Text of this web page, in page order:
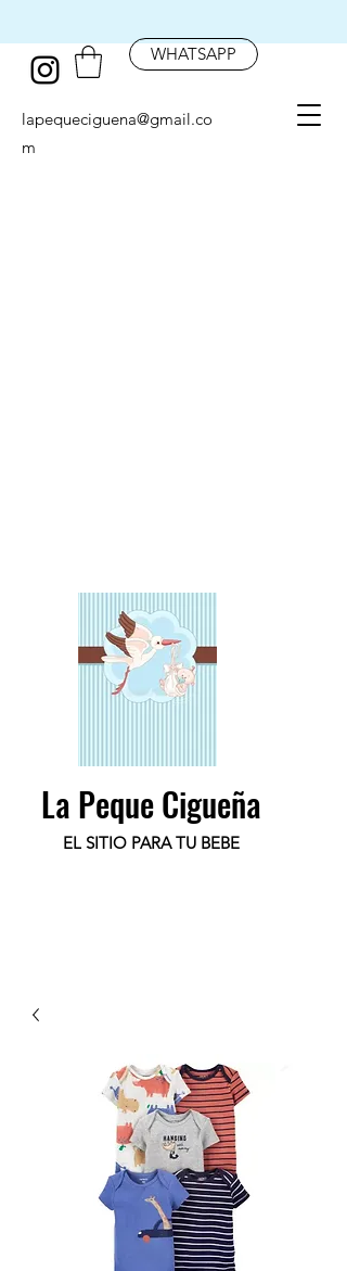
WHATSAPP
lapequeciguena@gmail.co
m
La Peque Cigueña
EL SITIO PARA TU BEBE